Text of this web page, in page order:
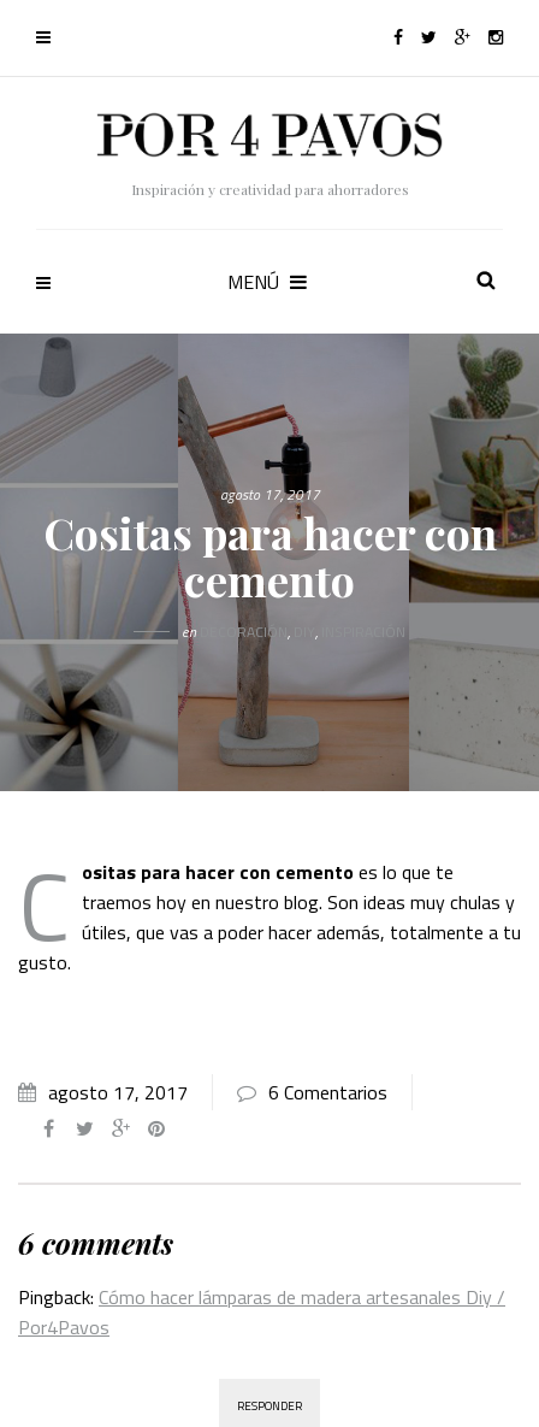
Inspiración y creatividad para ahorradores
MENÚ
agosto 17, 2017
Cositas para hacer con
cemento
en DECORACIÓN , , INSPIRACIÓN
C ositas para hacer con cementoes lo que te
traemos hoy en nuestro blog. Son ideas muy chulas y
útiles, que vas a poder hacer además, totalmente a tu
gusto.
agosto 17, 2017 6 Comentarios
6 comments
Pingback: Cómo hacer lámparas de madera artesanales Diy /
Por4Pavos
RESPONDER